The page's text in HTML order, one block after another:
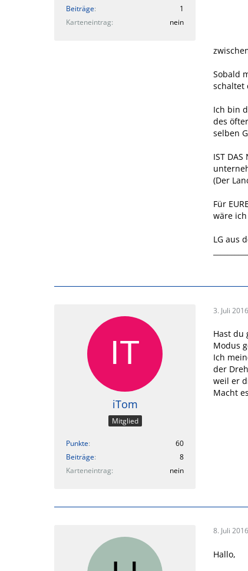
Beiträge
1
Karteneintrag
nein
Sobald
schaltet
Ich bin
des
selben
IST
(Der
Für
wäre
LG aus
iTom
Mitglied
Punkte
60
Beiträge
8
Karteneintrag
nein
3. Juli 2016
Hast du
Modus
Ich
der
weil er
Macht
8. Juli 2016
Hallo,